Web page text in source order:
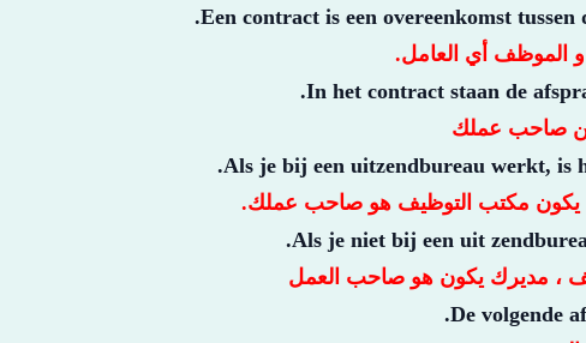
Een contract is een overeenkomst
و الموظف أي العامل.
In het contract staan de
صاحب عملك
Als je bij een uitzendbureau werkt, is
يكون مكتب التوظيف هو صاحب عملك.
Als je niet bij een uit
، مديرك يكون هو صاحب العمل
De volgende